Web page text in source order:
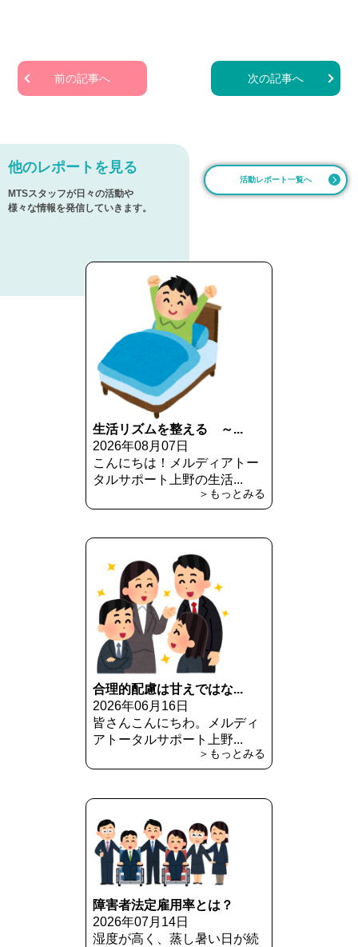
前の記事へ 次の記事へ
他のレポートを見る
MTSスタッフが日々の活動や
様々な情報を発信していきます。
活動レポート一覧へ
生活リズムを整える ～...
2026年08月07日
こんにちは！メルディアトー
タルサポート上野の生活...
＞もっとみる
合理的配慮は甘えではな...
2026年06月16日
皆さんこんにちわ。メルディ
アトータルサポート上野...
＞もっとみる
障害者法定雇用率とは？
2026年07月14日
湿度が高く、蒸し暑い日が続